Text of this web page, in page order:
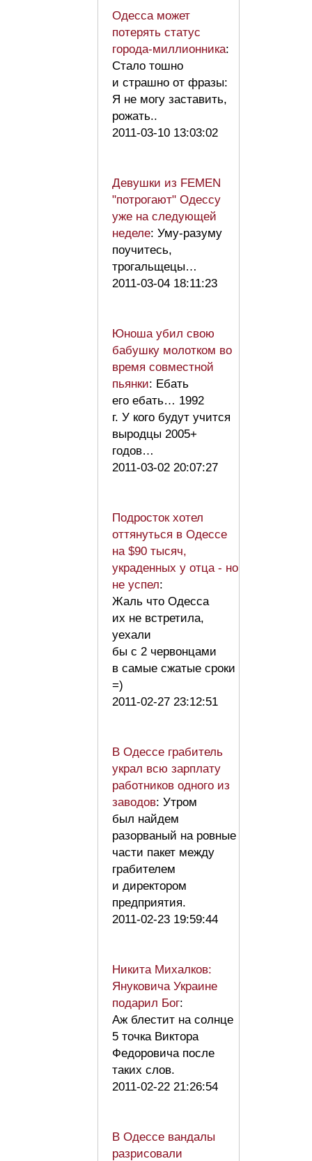
Одесса может
потерять статус
города-миллионника:
Стало тошно
и страшно от фразы:
Я не могу заставить,
рожать..
2011-03-10 13:03:02
Девушки из FEMEN
"потрогают" Одессу
уже на следующей
неделе: Уму-разуму
поучитесь,
трогальщецы…
2011-03-04 18:11:23
Юноша убил свою
бабушку молотком во
время совместной
пьянки: Ебать
его ебать… 1992
г. У кого будут учится
выродцы 2005+
годов…
2011-03-02 20:07:27
Подросток хотел
оттянуться в Одессе
на $90 тысяч,
украденных у отца - но
не успел:
Жаль что Одесса
их не встретила,
уехали
бы с 2 червонцами
в самые сжатые сроки
=)
2011-02-27 23:12:51
В Одессе грабитель
украл всю зарплату
работников одного из
заводов: Утром
был найдем
разорваный на ровные
части пакет между
грабителем
и директором
предприятия.
2011-02-23 19:59:44
Никита Михалков:
Януковича Украине
подарил Бог:
Аж блестит на солнце
5 точка Виктора
Федоровича после
таких слов.
2011-02-22 21:26:54
В Одессе вандалы
разрисовали